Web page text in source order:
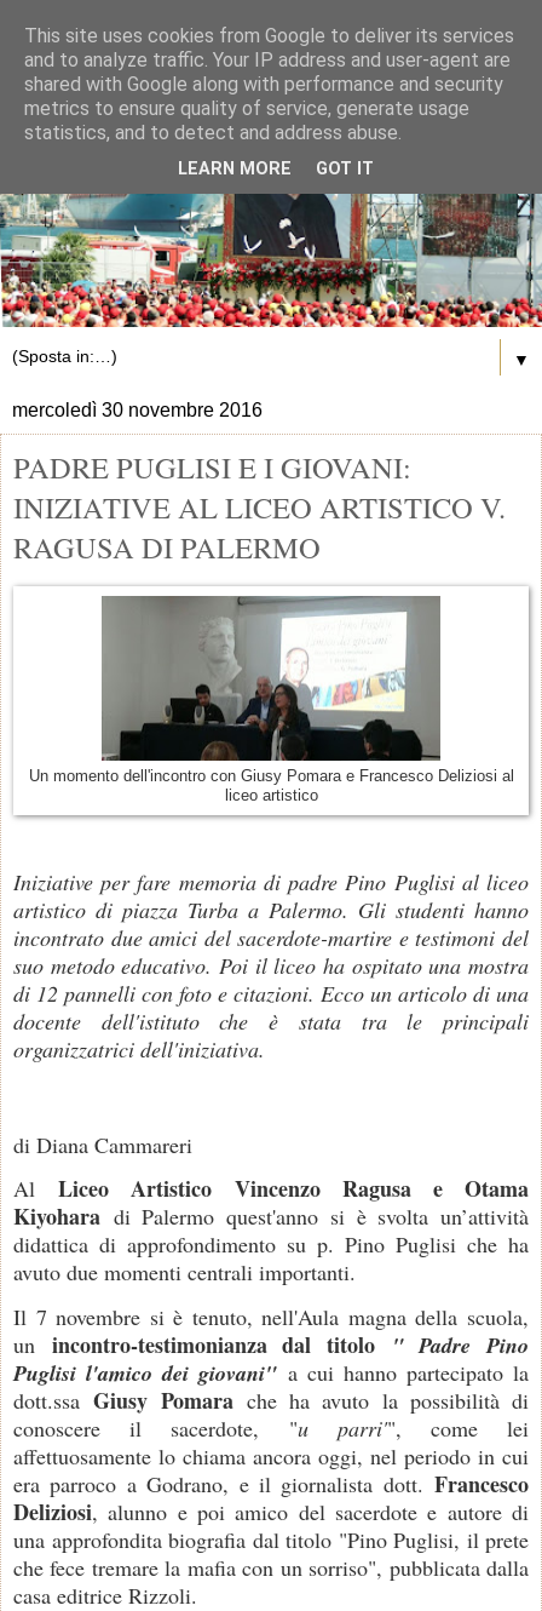
▼
mercoledì 30 novembre 2016
PADRE PUGLISI E I GIOVANI:
INIZIATIVE AL LICEO ARTISTICO V.
RAGUSA DI PALERMO
Un momento dell'incontro con Giusy Pomara e Francesco Deliziosi al
liceo artistico
Iniziative per fare memoria di padre Pino Puglisi al liceo
artistico di piazza Turba a Palermo. Gli studenti hanno
incontrato due amici del sacerdote-martire e testimoni del
suo metodo educativo. Poi il liceo ha ospitato una mostra
di 12 pannelli con foto e citazioni. Ecco un articolo di una
docente dell'istituto che è stata tra le principali
organizzatrici dell'iniziativa.
di Diana Cammareri
AlLiceo Artistico Vincenzo Ragusa e Otama
Kiyohara di Palermo quest'anno si è svolta un’attività
didattica di approfondimento su p. Pino Puglisi che ha
avuto due momenti centrali importanti.
Il 7 novembre si è tenuto, nell'Aula magna della scuola,
un incontro-testimonianza dal titolo
" Padre Pino
Puglisi l'amico dei giovani" a cui hanno partecipato la
dott.ssaGiusy Pomarache ha avuto la possibilità di
conoscere il sacerdote, "u parri'", come lei
affettuosamente lo chiama ancora oggi, nel periodo in cui
era parroco a Godrano, e il giornalista dott. Francesco
Deliziosi, alunno e poi amico del sacerdote e autore di
una approfondita biografia dal titolo "Pino Puglisi, il prete
che fece tremare la mafia con un sorriso", pubblicata dalla
casa editrice Rizzoli.
This site uses cookies from Google to deliver its services
and to analyze traffic. Your IP address and user-agent are
shared with Google along with performance and security
metrics to ensure quality of service, generate usage
statistics, and to detect and address abuse.
LEARN MORE GOT IT